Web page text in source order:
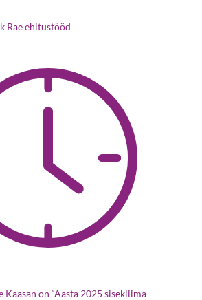
Rae ehitustööd
Kaasan on “Aasta 2025 sisekliima